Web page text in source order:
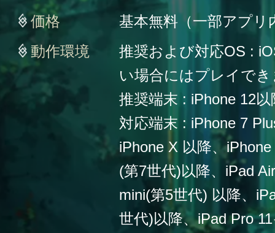
価格
基本無料（一部アプリ
動作環境
推奨および対応OS :
い場合にはプレイで
推奨端末 : iPhone 12以
対応端末 : iPhone 7
iPhone X 以降、
(第7世代)以降、iPad
mini(第5世代) 以降、
世代)以降、iPad Pro